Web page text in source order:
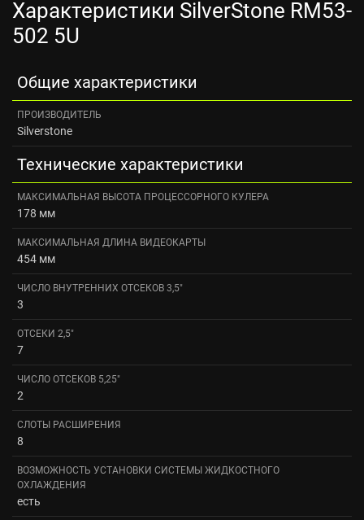
Характеристики SilverStone RM53-
502 5U
Общие характеристики
ПРОИЗВОДИТЕЛЬ
Silverstone
Технические характеристики
МАКСИМАЛЬНАЯ ВЫСОТА ПРОЦЕССОРНОГО КУЛЕРА
178 мм
МАКСИМАЛЬНАЯ ДЛИНА ВИДЕОКАРТЫ
454 мм
ЧИСЛО ВНУТРЕННИХ ОТСЕКОВ 3,5"
3
ОТСЕКИ 2,5"
7
ЧИСЛО ОТСЕКОВ 5,25"
2
СЛОТЫ РАСШИРЕНИЯ
8
ВОЗМОЖНОСТЬ УСТАНОВКИ СИСТЕМЫ ЖИДКОСТНОГО
ОХЛАЖДЕНИЯ
есть